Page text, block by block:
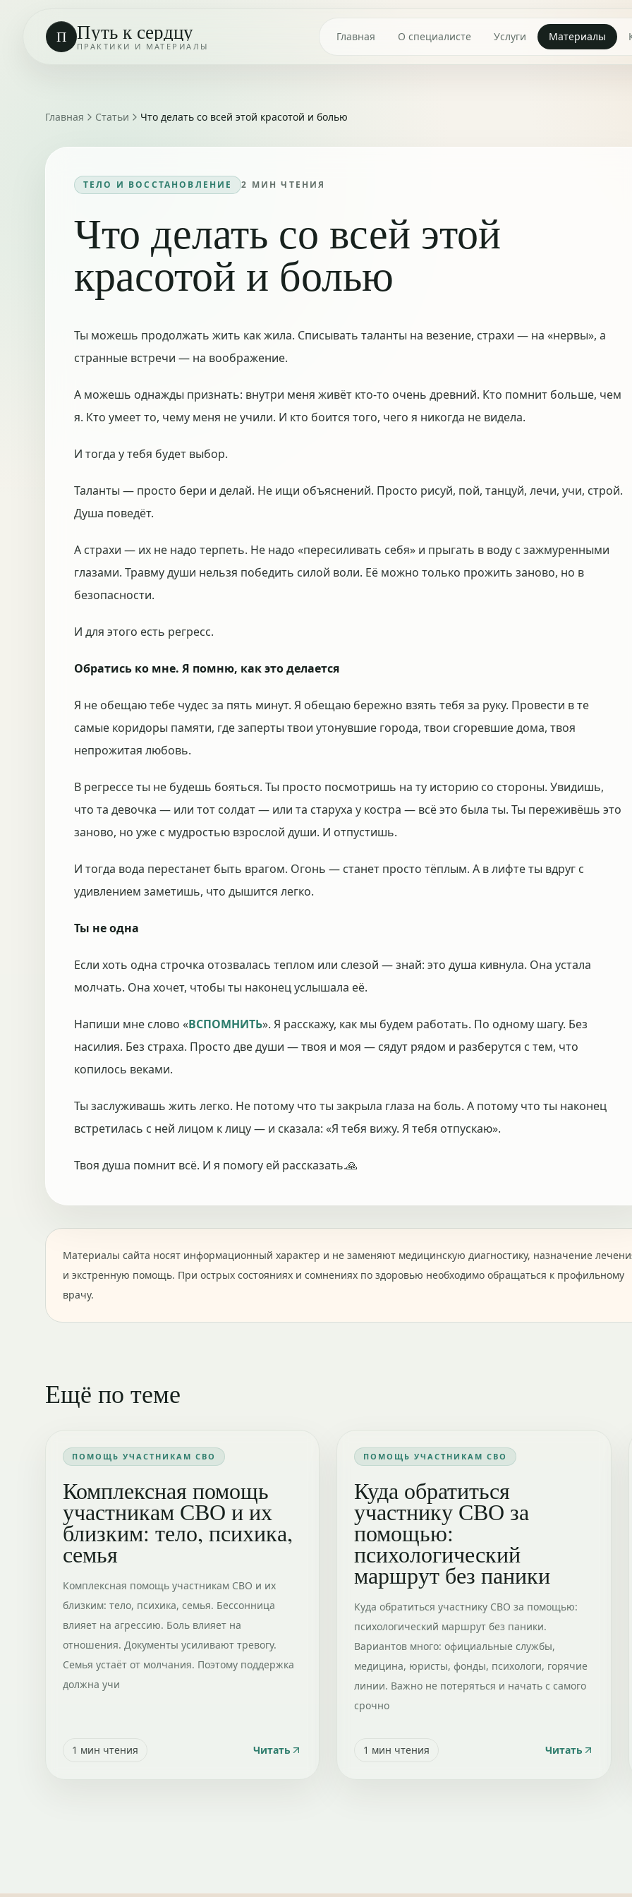
П Путь к сердцу
ПРАКТИКИ И МАТЕРИАЛЫ
Главная О специалисте Услуги Материалы
Главная Статьи Что делать со всей этой красотой и болью
ТЕЛО И ВОССТАНОВЛЕНИЕ 2 МИН ЧТЕНИЯ
Что делать со всей этой
красотой и болью
Ты можешь продолжать жить как жила. Списывать таланты на везение, страхи — на «нервы», а
странные встречи — на воображение.
А можешь однажды признать: внутри меня живёт кто-то очень древний. Кто помнит больше, чем
я. Кто умеет то, чему меня не учили. И кто боится того, чего я никогда не видела.
И тогда у тебя будет выбор.
Таланты — просто бери и делай. Не ищи объяснений. Просто рисуй, пой, танцуй, лечи, учи, строй.
Душа поведёт.
А страхи — их не надо терпеть. Не надо «пересиливать себя» и прыгать в воду с зажмуренными
глазами. Травму души нельзя победить силой воли. Её можно только прожить заново, но в
безопасности.
И для этого есть регресс.
Обратись ко мне. Я помню, как это делается
Я не обещаю тебе чудес за пять минут. Я обещаю бережно взять тебя за руку. Провести в те
самые коридоры памяти, где заперты твои утонувшие города, твои сгоревшие дома, твоя
непрожитая любовь.
В регрессе ты не будешь бояться. Ты просто посмотришь на ту историю со стороны. Увидишь,
что та девочка — или тот солдат — или та старуха у костра — всё это была ты. Ты переживёшь это
заново, но уже с мудростью взрослой души. И отпустишь.
И тогда вода перестанет быть врагом. Огонь — станет просто тёплым. А в лифте ты вдруг с
удивлением заметишь, что дышится легко.
Ты не одна
Если хоть одна строчка отозвалась теплом или слезой — знай: это душа кивнула. Она устала
молчать. Она хочет, чтобы ты наконец услышала её.
Напиши мне слово «ВСПОМНИТЬ». Я расскажу, как мы будем работать. По одному шагу. Без
насилия. Без страха. Просто две души — твоя и моя — сядут рядом и разберутся с тем, что
копилось веками.
Ты заслуживашь жить легко. Не потому что ты закрыла глаза на боль. А потому что ты наконец
встретилась с ней лицом к лицу — и сказала: «Я тебя вижу. Я тебя отпускаю».
Твоя душа помнит всё. И я помогу ей рассказать.🙏
Материалы сайта носят информационный характер и не заменяют медицинскую диагностику, назначение
и экстренную помощь. При острых состояниях и сомнениях по здоровью необходимо обращаться к профильному
врачу.
Ещё по теме
ПОМОЩЬ УЧАСТНИКАМ СВО
Комплексная помощь
участникам СВО и их
близким: тело, психика,
семья
Комплексная помощь участникам СВО и их
близким: тело, психика, семья. Бессонница
влияет на агрессию. Боль влияет на
отношения. Документы усиливают тревогу.
Семья устаёт от молчания. Поэтому поддержка
должна учи
1 мин чтения Читать
ПОМОЩЬ УЧАСТНИКАМ СВО
Куда обратиться
участнику СВО за
помощью:
психологический
маршрут без паники
Куда обратиться участнику СВО за помощью:
психологический маршрут без паники.
Вариантов много: официальные службы,
медицина, юристы, фонды, психологи, горячие
линии. Важно не потеряться и начать с самого
срочно
1 мин чтения Читать